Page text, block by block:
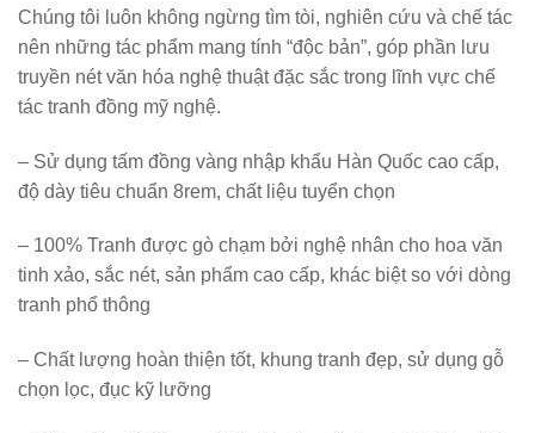
Chúng tôi luôn không ngừng tìm tòi, nghiên cứu và chế tác
nên những tác phẩm mang tính “độc bản”, góp phần lưu
truyền nét văn hóa nghệ thuật đặc sắc trong lĩnh vực chế
tác tranh đồng mỹ nghệ.
– Sử dụng tấm đồng vàng nhập khẩu Hàn Quốc cao cấp,
độ dày tiêu chuẩn 8rem, chất liệu tuyển chọn
– 100% Tranh được gò chạm bởi nghệ nhân cho hoa văn
tinh xảo, sắc nét, sản phẩm cao cấp, khác biệt so với dòng
tranh phổ thông
– Chất lượng hoàn thiện tốt, khung tranh đẹp, sử dụng gỗ
chọn lọc, đục kỹ lưỡng